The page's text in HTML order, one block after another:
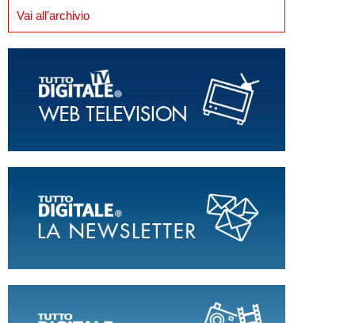
Vai all'archivio